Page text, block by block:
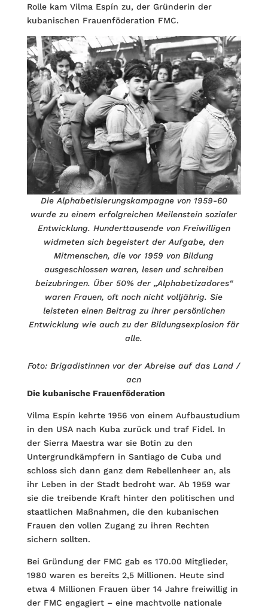
Rolle kam Vilma Espín zu, der Gründerin der
kubanischen Frauenföderation FMC.
Die Alphabetisierungskampagne von 1959-60
wurde zu einem erfolgreichen Meilenstein sozialer
Entwicklung. Hunderttausende von Freiwilligen
widmeten sich begeistert der Aufgabe, den
Mitmenschen, die vor 1959 von Bildung
ausgeschlossen waren, lesen und schreiben
beizubringen. Über 50% der „Alphabetizadores“
waren Frauen, oft noch nicht volljährig. Sie
leisteten einen Beitrag zu ihrer persönlichen
Entwicklung wie auch zu der Bildungsexplosion fär
alle.
Foto: Brigadistinnen vor der Abreise auf das Land /
acn
Die kubanische Frauenföderation
Vilma Espín kehrte 1956 von einem Aufbaustudium
in den USA nach Kuba zurück und traf Fidel. In
der Sierra Maestra war sie Botin zu den
Untergrundkämpfern in Santiago de Cuba und
schloss sich dann ganz dem Rebellenheer an, als
ihr Leben in der Stadt bedroht war. Ab 1959 war
sie die treibende Kraft hinter den politischen und
staatlichen Maßnahmen, die den kubanischen
Frauen den vollen Zugang zu ihren Rechten
sichern sollten.
Bei Gründung der FMC gab es 170.00 Mitglieder,
1980 waren es bereits 2,5 Millionen. Heute sind
etwa 4 Millionen Frauen über 14 Jahre freiwillig in
der FMC engagiert – eine machtvolle nationale